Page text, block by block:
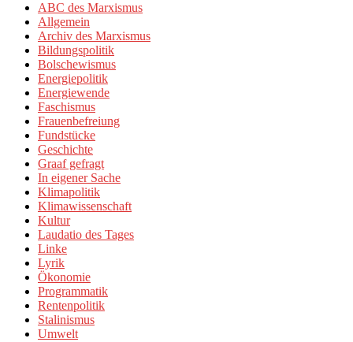
ABC des Marxismus
Allgemein
Archiv des Marxismus
Bildungspolitik
Bolschewismus
Energiepolitik
Energiewende
Faschismus
Frauenbefreiung
Fundstücke
Geschichte
Graaf gefragt
In eigener Sache
Klimapolitik
Klimawissenschaft
Kultur
Laudatio des Tages
Linke
Lyrik
Ökonomie
Programmatik
Rentenpolitik
Stalinismus
Umwelt